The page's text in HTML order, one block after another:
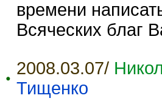
времени
Всяческих благ
2008.03.07/
Тищенко